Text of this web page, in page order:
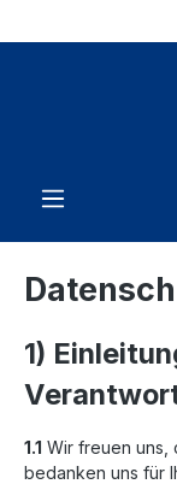
1)
1.1 Wir freuen uns,
bedanken uns für